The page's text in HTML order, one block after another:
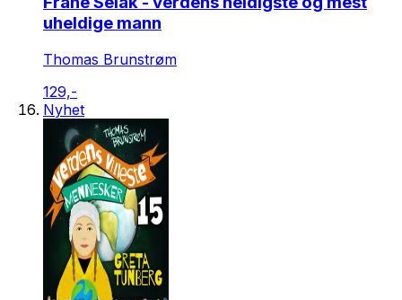
uheldige mann
Thomas Brunstrøm
129,-
Nyhet